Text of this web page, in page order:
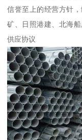
信誉至上的经营方针
矿、日照港建、北海
供应协议